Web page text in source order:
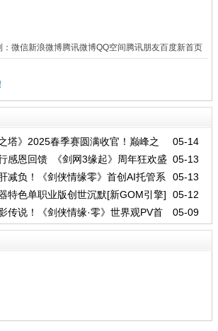
微信新浪微博腾讯微博QQ空间 腾讯朋友百度新首页
05-14
之塔》2025春季赛圆满收官！巅峰之
永恒！
05-13
感恩回馈 《剑网3缘起》周年狂欢盛
启
05-13
减负！《剑侠情缘零》首创AI托管系
05-12
特色单职业版创世沉默[新GOM引擎]
05-09
传说！《剑侠情缘·零》世界观PV首